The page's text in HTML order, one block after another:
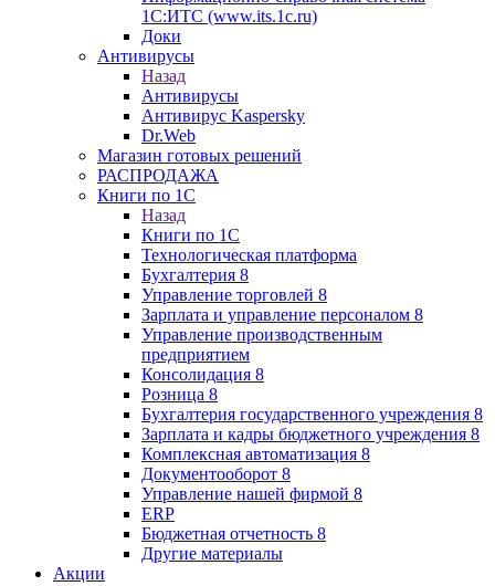
1С:ИТС (www.its.1c.ru)
Доки
Антивирусы
Назад
Антивирусы
Антивирус Kaspersky
Dr.Web
Магазин готовых решений
РАСПРОДАЖА
Книги по 1С
Назад
Книги по 1С
Технологическая платформа
Бухгалтерия 8
Управление торговлей 8
Зарплата и управление персоналом 8
Управление производственным
предприятием
Консолидация 8
Розница 8
Бухгалтерия государственного учреждения 8
Зарплата и кадры бюджетного учреждения 8
Комплексная автоматизация 8
Документооборот 8
Управление нашей фирмой 8
ERP
Бюджетная отчетность 8
Другие материалы
Акции